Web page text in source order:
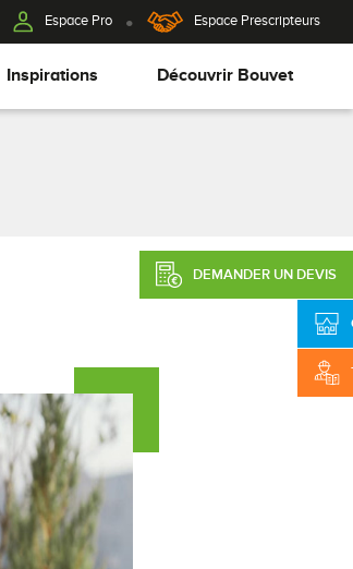
Espace Pro Espace Prescripteurs
Inspirations Découvrir Bouvet
DEMANDER UN DEVIS